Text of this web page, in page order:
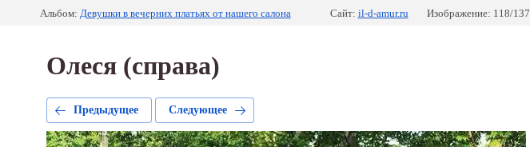
Альбом: Девушки в вечерних платьях от нашего салона Сайт: il-d-amur.ru Изображение: 118/137
Олеся (справа)
Предыдущее Следующее